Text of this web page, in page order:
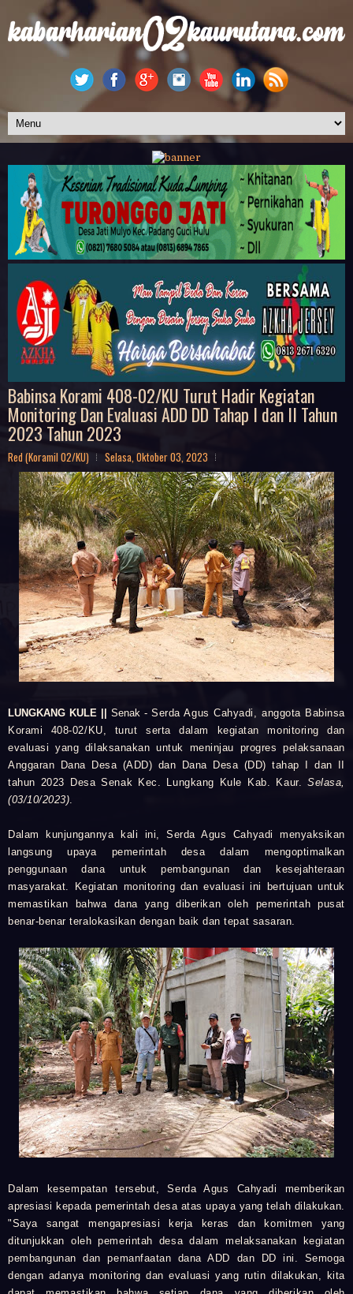
Babinsa Korami 408-02/KU Turut Hadir Kegiatan
Monitoring Dan Evaluasi ADD DD Tahap I dan II Tahun
2023 Tahun 2023
Red (Koramil 02/KU) Selasa, Oktober 03, 2023
LUNGKANG KULE ||Senak - Serda Agus Cahyadi, anggota Babinsa
Korami 408-02/KU, turut serta dalam kegiatan monitoring dan
evaluasi yang dilaksanakan untuk meninjau progres pelaksanaan
Anggaran Dana Desa (ADD) dan Dana Desa (DD) tahap I dan II
tahun 2023 Desa Senak Kec. Lungkang Kule Kab. Kaur.Selasa,
(03/10/2023)
Dalam kunjungannya kali ini, Serda Agus Cahyadi menyaksikan
langsung upaya pemerintah desa dalam mengoptimalkan
penggunaan dana untuk pembangunan dan kesejahteraan
masyarakat. Kegiatan monitoring dan evaluasi ini bertujuan untuk
memastikan bahwa dana yang diberikan oleh pemerintah pusat
benar-benar teralokasikan dengan baik dan tepat sasaran.
Dalam kesempatan tersebut, Serda Agus Cahyadi memberikan
apresiasi kepada pemerintah desa atas upaya yang telah dilakukan.
"Saya sangat mengapresiasi kerja keras dan komitmen yang
ditunjukkan oleh pemerintah desa dalam melaksanakan kegiatan
pembangunan dan pemanfaatan dana ADD dan DD ini. Semoga
dengan adanya monitoring dan evaluasi yang rutin dilakukan, kita